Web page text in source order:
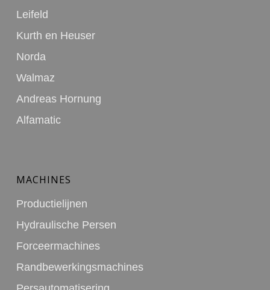
Leifeld
Kurth en Heuser
Norda
Walmaz
Andreas Hornung
Alfamatic
MACHINES
Productielijnen
Hydraulische Persen
Forceermachines
Randbewerkingsmachines